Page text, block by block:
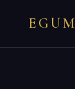
EGUM